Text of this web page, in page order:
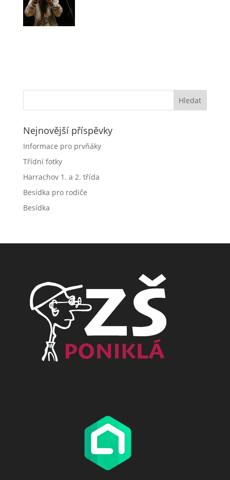
Nejnovější příspěvky
Informace pro prvňáky
Třídní fotky
Harrachov 1. a 2. třída
Besídka pro rodiče
Besídka